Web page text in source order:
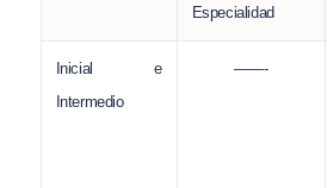
Especialidad
Inicial e
Intermedio
——-